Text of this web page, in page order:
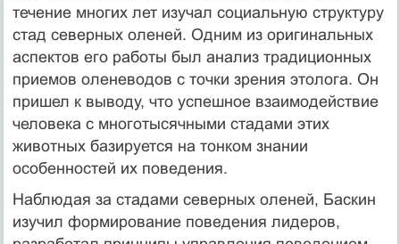
течение многих лет изучал социальную структуру
стад северных оленей. Одним из оригинальных
аспектов его работы был анализ традиционных
приемов оленеводов с точки зрения этолога. Он
пришел к выводу, что успешное взаимодействие
человека с многотысячными стадами этих
животных базируется на тонком знании
особенностей их поведения.
Наблюдая за стадами северных оленей, Баскин
изучил формирование поведения лидеров,